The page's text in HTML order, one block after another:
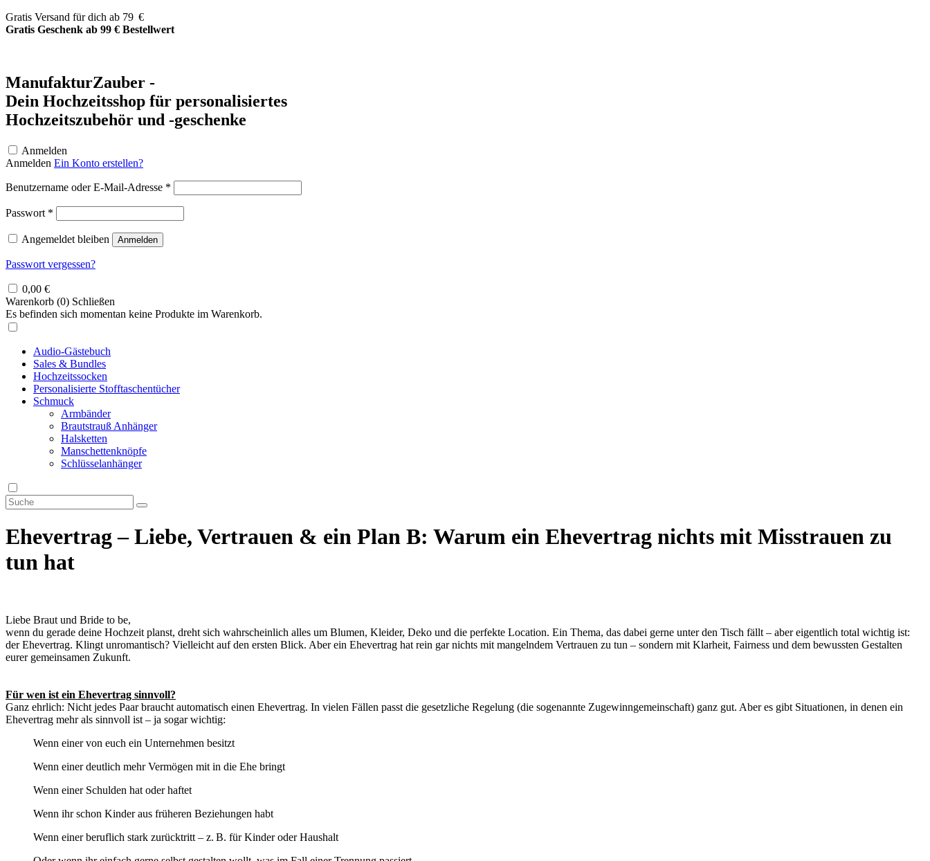
Zum
Inhalt
Gratis Versand für dich ab 79 €
Gratis Geschenk ab 99 € Bestellwert
ManufakturZauber -
Dein Hochzeitsshop für personalisiertes
Hochzeitszubehör und -geschenke
Anmelden
Anmelden Ein Konto erstellen?
Benutzername oder E-Mail-Adresse *
Passwort *
Angemeldet bleiben Anmelden
Passwort vergessen?
0,00 €
Warenkorb (0) Schließen
Es befinden sich momentan keine Produkte im Warenkorb.
Audio-Gästebuch
Sales & Bundles
Hochzeitssocken
Personalisierte Stofftaschentücher
Schmuck
Armbänder
Brautstrauß Anhänger
Halsketten
Manschettenknöpfe
Schlüsselanhänger
Ehevertrag – Liebe, Vertrauen & ein Plan B: Warum ein Ehevertrag nichts mit Misstrauen zu
tun hat
Liebe Braut und Bride to be,
wenn du gerade deine Hochzeit planst, dreht sich wahrscheinlich alles um Blumen, Kleider, Deko und die perfekte Location. Ein Thema, das dabei gerne unter den Tisch fällt – aber eigentlich total wichtig ist:
der Ehevertrag. Klingt unromantisch? Vielleicht auf den ersten Blick. Aber ein Ehevertrag hat rein gar nichts mit mangelndem Vertrauen zu tun – sondern mit Klarheit, Fairness und dem bewussten Gestalten
eurer gemeinsamen Zukunft.
Für wen ist ein Ehevertrag sinnvoll?
Ganz ehrlich: Nicht jedes Paar braucht automatisch einen Ehevertrag. In vielen Fällen passt die gesetzliche Regelung (die sogenannte Zugewinngemeinschaft) ganz gut. Aber es gibt Situationen, in denen ein
Ehevertrag mehr als sinnvoll ist – ja sogar wichtig:
Wenn einer von euch ein Unternehmen besitzt
Wenn einer deutlich mehr Vermögen mit in die Ehe bringt
Wenn einer Schulden hat oder haftet
Wenn ihr schon Kinder aus früheren Beziehungen habt
Wenn einer beruflich stark zurücktritt – z. B. für Kinder oder Haushalt